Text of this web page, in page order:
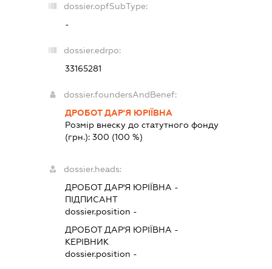
dossier.opfSubType:
-
dossier.edrpo:
33165281
dossier.foundersAndBenef:
ДРОБОТ ДАР'Я ЮРІЇВНА
Розмір внеску до статутного фонду
(грн.):300 (100 %)
dossier.heads:
ДРОБОТ ДАР'Я ЮРІЇВНА -
ПІДПИСАНТ
dossier.position -
ДРОБОТ ДАР'Я ЮРІЇВНА -
КЕРІВНИК
dossier.position -